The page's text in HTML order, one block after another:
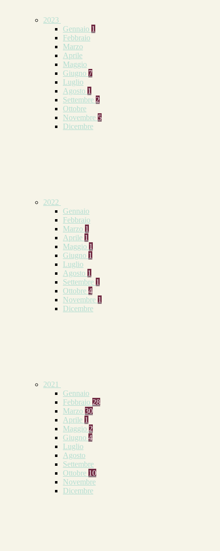
2023
Gennaio 1
Febbraio
Marzo
Aprile
Maggio
Giugno 7
Luglio
Agosto 1
Settembre 2
Ottobre
Novembre 5
Dicembre
2022
Gennaio
Febbraio
Marzo 1
Aprile 1
Maggio 1
Giugno 1
Luglio
Agosto 1
Settembre 1
Ottobre 4
Novembre 1
Dicembre
2021
Gennaio
Febbraio 28
Marzo 30
Aprile 1
Maggio 2
Giugno 4
Luglio
Agosto
Settembre
Ottobre 10
Novembre
Dicembre